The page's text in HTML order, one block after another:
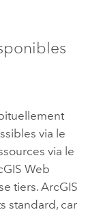
via le
via le
Web
tiers.ArcGIS
standard, car